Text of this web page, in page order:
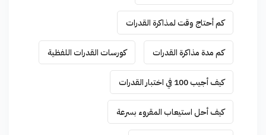
كم أحتاج وقت لمذاكرة القدرات
كم مدة مذاكرة القدرات كورسات القدرات اللفظية
كيف أجيب 100 في اختبار القدرات
كيف أحل استيعاب المقروء بسرعة